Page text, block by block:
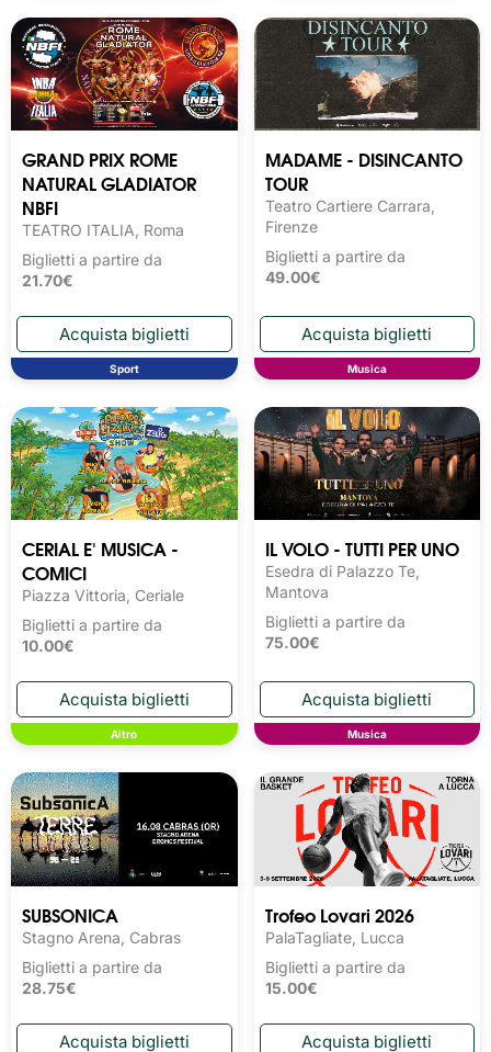
GRAND PRIX ROME
NATURAL GLADIATOR
NBFI
TEATRO ITALIA, Roma
Biglietti a partire da
21.70€
Sport
MADAME - DISINCANTO
TOUR
Teatro Cartiere Carrara,
Firenze
Biglietti a partire da
49.00€
Musica
CERIAL E' MUSICA -
COMICI
Piazza Vittoria, Ceriale
Biglietti a partire da
10.00€
Altro
IL VOLO - TUTTI PER UNO
Esedra di Palazzo Te,
Mantova
Biglietti a partire da
75.00€
Musica
SUBSONICA
Stagno Arena, Cabras
Biglietti a partire da
28.75€
Trofeo Lovari 2026
PalaTagliate, Lucca
Biglietti a partire da
15.00€